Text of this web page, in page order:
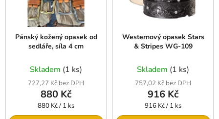
Pánský kožený opasek od
sedláře, síla 4 cm
Skladem (1 ks)
727,27 Kč bez DPH
880 Kč
Měrná
cena:
880 Kč / 1 ks
Westernový opasek Stars
& Stripes WG-109
Skladem (1 ks)
757,02 Kč bez DPH
916 Kč
Měrná
cena:
916 Kč / 1 ks